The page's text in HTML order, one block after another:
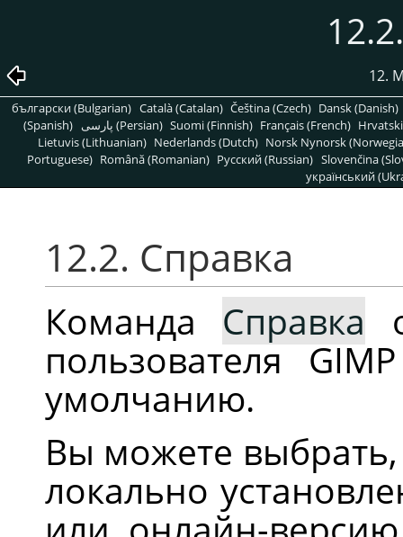
12.
български (Bulgarian) Català (Catalan) Čeština (Czech) Dansk (Danish)
(Spanish)
پارسی (Persian) Suomi (Finnish) Français (French)
Lietuvis (Lithuanian) Nederlands (Dutch) Norsk Nynorsk
Portuguese) Română (Romanian) Pусский (Russian) Slovenčina
український
12.2. Справка
Команда Справка
пользователяGIMP
умолчанию.
Вы можете выбрать,
локально